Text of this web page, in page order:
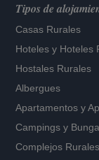
Tipos de
Casas Rurales
Hoteles y Hoteles
Hostales Rurales
Albergues
Apartamentos y
Campings y
Complejos Rurales